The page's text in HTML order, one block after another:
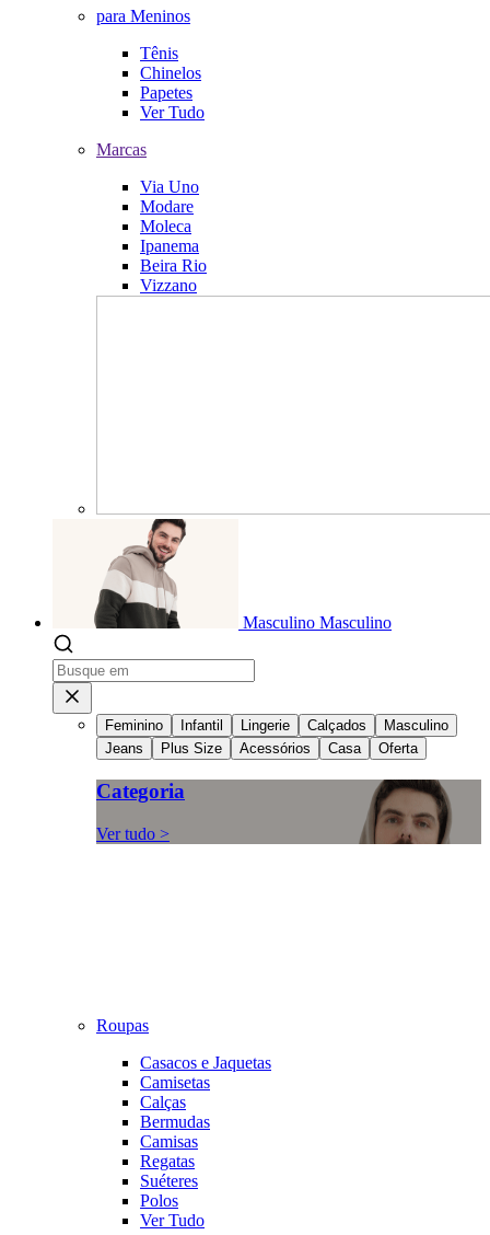
para Meninos
Tênis
Chinelos
Papetes
Ver Tudo
Marcas
Via Uno
Modare
Moleca
Ipanema
Beira Rio
Vizzano
Masculino Masculino
Feminino Infantil Lingerie Calçados
Masculino
Jeans
Plus Size Acessórios Casa Oferta
Categoria
Ver tudo >
Roupas
Casacos e Jaquetas
Camisetas
Calças
Bermudas
Camisas
Regatas
Suéteres
Polos
Ver Tudo